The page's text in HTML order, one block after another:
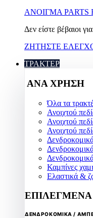
ΑΝΟΙΓΜΑ PARTS
Δεν είστε βέβαιοι
ΖΗΤΗΣΤΕ
ΤΡΑΚΤΕΡ
ΑΝΑ ΧΡΗΣΗ
Όλα τα
Ανοιχτού
Ανοιχτού
Ανοιχτού
Καμπίνες
Ελαστικά &
ΕΠΙΛΕΓΜΕΝΑ
ΔΕΝΔΡΟΚΟΜΙΚΑ /